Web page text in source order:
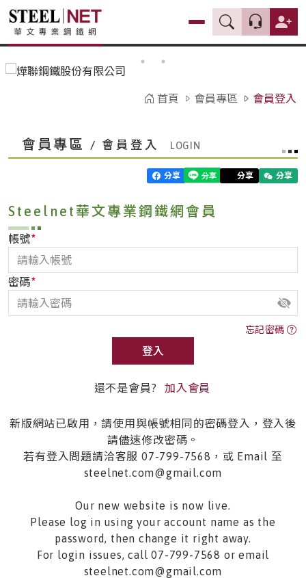
首頁 會員專區 會員登入
會員專區 / 會員登入
分享 分享 分享
Steelnet華文專業鋼鐵網會員
帳號*
密碼*
忘記密碼
登入
還不是會員? 加入會員
新版網站已啟用，請使用與帳號相同的密碼登入，登入後
請儘速修改密碼。
若有登入問題請洽客服 07-799-7568，或 Email 至
steelnet.com@gmail.com
Our new website is now live.
Please log in using your account name as the
password, then change it right away.
For login issues, call 07-799-7568 or email
steelnet.com@gmail.com